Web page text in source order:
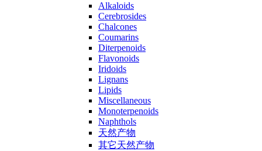
Alkaloids
Cerebrosides
Chalcones
Coumarins
Diterpenoids
Flavonoids
Iridoids
Lignans
Lipids
Miscellaneous
Monoterpenoids
Naphthols
天然产物
其它天然产物